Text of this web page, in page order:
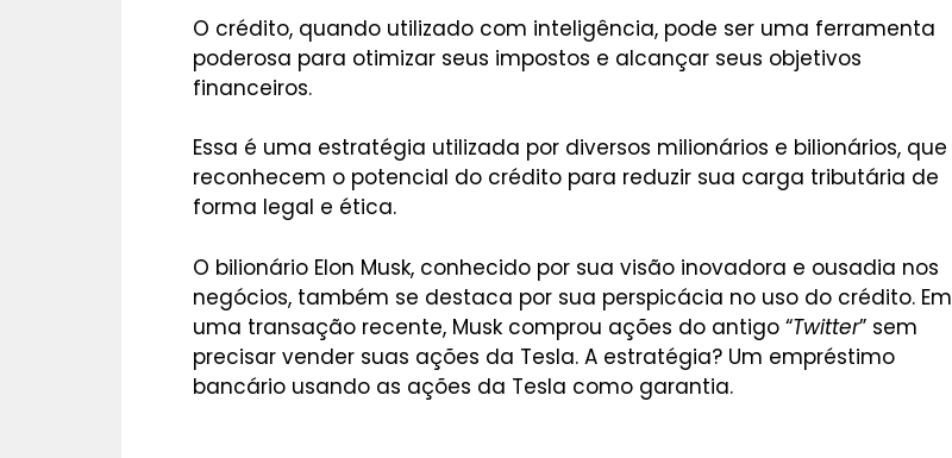
O crédito, quando utilizado com inteligência, pode ser uma ferramenta
poderosa para otimizar seus impostos e alcançar seus objetivos
financeiros.
Essa é uma estratégia utilizada por diversos milionários e bilionários, que
reconhecem o potencial do crédito para reduzir sua carga tributária de
forma legal e ética.
O bilionário Elon Musk, conhecido por sua visão inovadora e ousadia nos
negócios, também se destaca por sua perspicácia no uso do crédito. Em
uma transação recente, Musk comprou ações do antigo “Twitter” sem
precisar vender suas ações da Tesla. A estratégia? Um empréstimo
bancário usando as ações da Tesla como garantia.